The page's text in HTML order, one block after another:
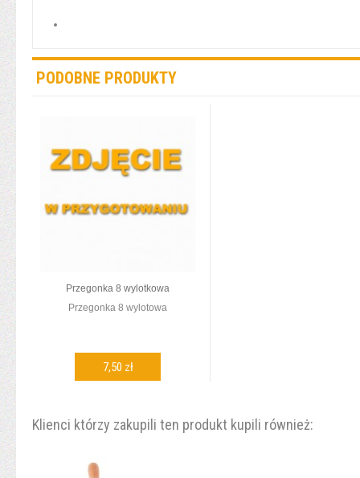
PODOBNE PRODUKTY
Przegonka 8 wylotkowa
Przegonka 8 wylotowa
7,50 zł
Klienci którzy zakupili ten produkt kupili również: